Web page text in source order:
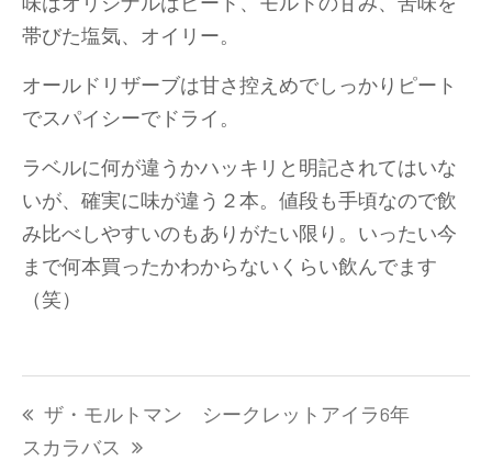
帯びた塩気、オイリー。
オールドリザーブは甘さ控えめでしっかりピート
でスパイシーでドライ。
ラベルに何が違うかハッキリと明記されてはいな
いが、確実に味が違う２本。値段も手頃なので飲
み比べしやすいのもありがたい限り。いったい今
まで何本買ったかわからないくらい飲んでます
（笑）
稿
ナ
ザ・モルトマン シークレットアイラ6年
スカラバス